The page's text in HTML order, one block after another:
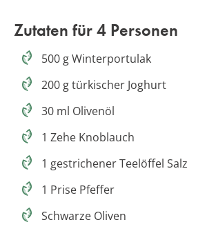
Zutaten für 4 Personen
500 g Winterportulak
200 g türkischer Joghurt
30 ml Olivenöl
1 Zehe Knoblauch
1 gestrichener Teelöffel Salz
1 Prise Pfeffer
Schwarze Oliven